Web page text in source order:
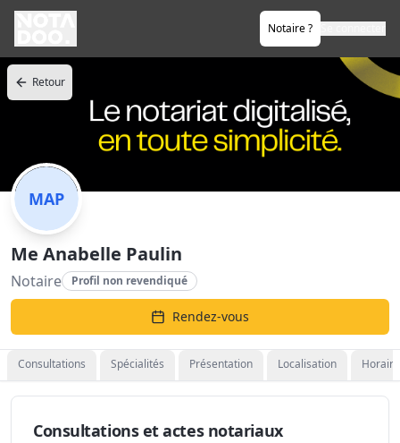
Notaire ?
Retour
MAP
Me Anabelle Paulin
Notaire Profil non revendiqué
Rendez-vous
Consultations Spécialités Présentation Localisation
Consultations et actes notariaux